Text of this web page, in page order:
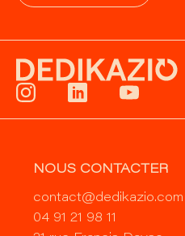
NOUS CONTACTER
contact@dedikazio.com
04 91 21 98 11